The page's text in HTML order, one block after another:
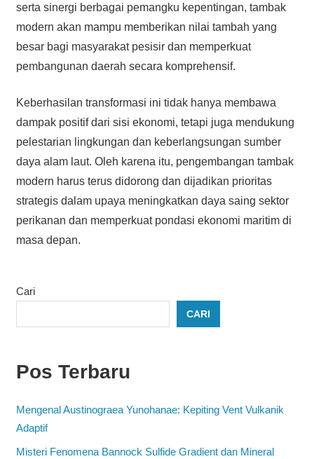
serta sinergi berbagai pemangku kepentingan, tambak
modern akan mampu memberikan nilai tambah yang
besar bagi masyarakat pesisir dan memperkuat
pembangunan daerah secara komprehensif.
Keberhasilan transformasi ini tidak hanya membawa
dampak positif dari sisi ekonomi, tetapi juga mendukung
pelestarian lingkungan dan keberlangsungan sumber
daya alam laut. Oleh karena itu, pengembangan tambak
modern harus terus didorong dan dijadikan prioritas
strategis dalam upaya meningkatkan daya saing sektor
perikanan dan memperkuat pondasi ekonomi maritim di
masa depan.
Cari
CARI
Pos Terbaru
Mengenal Austinograea Yunohanae: Kepiting Vent Vulkanik
Adaptif
Misteri Fenomena Bannock Sulfide Gradient dan Mineral